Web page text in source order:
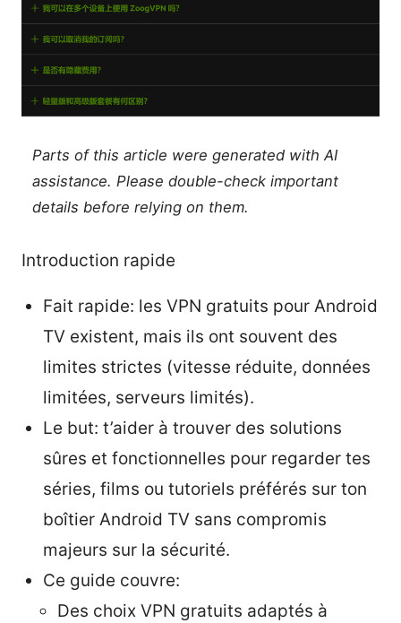
Parts of this article were generated with AI
assistance. Please double-check important
details before relying on them.
Introduction rapide
Fait rapide: les VPN gratuits pour Android
TV existent, mais ils ont souvent des
limites strictes (vitesse réduite, données
limitées, serveurs limités).
Le but: t’aider à trouver des solutions
sûres et fonctionnelles pour regarder tes
séries, films ou tutoriels préférés sur ton
boîtier Android TV sans compromis
majeurs sur la sécurité.
Ce guide couvre:
Des choix VPN gratuits adaptés à